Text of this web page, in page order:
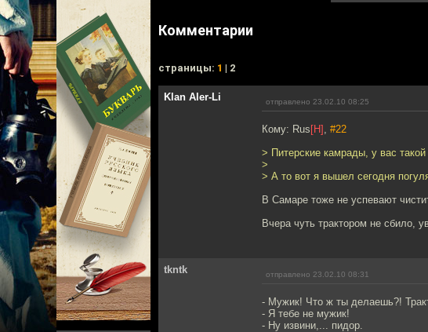
Комментарии
cтраницы: 1 | 2
Klan Aler-Li отправлено 23.02.10 08:25
Кому: Rus [H] , #22
> Питерские камрады, у вас
>
> А то вот я вышел сегодня
В Самаре тоже не успевают
Вчера чуть трактором не сбило,
tkntk отправлено 23.02.10 08:31
- Мужик! Что ж ты делаешь?!
- Я тебе не мужик!
- Ну извини,... пидор.